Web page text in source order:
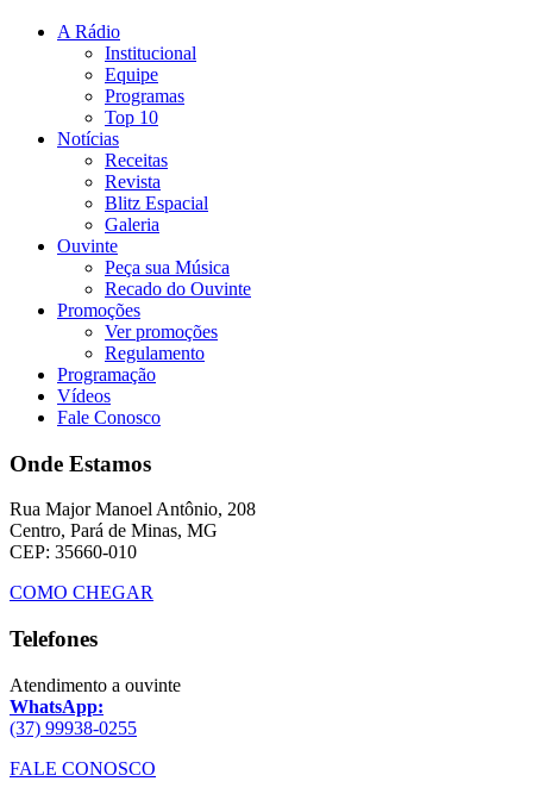
A Rádio
Institucional
Equipe
Programas
Top 10
Notícias
Receitas
Revista
Blitz Espacial
Galeria
Ouvinte
Peça sua Música
Recado do Ouvinte
Promoções
Ver promoções
Regulamento
Programação
Vídeos
Fale Conosco
Onde Estamos
Rua Major Manoel Antônio, 208
Centro, Pará de Minas, MG
CEP: 35660-010
COMO CHEGAR
Telefones
Atendimento a ouvinte
WhatsApp:
(37) 99938-0255
FALE CONOSCO